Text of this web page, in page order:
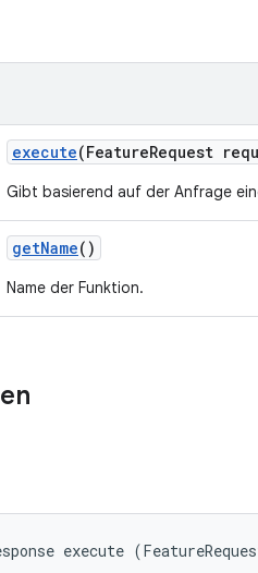
execute(FeatureRequest
Gibt basierend auf der Anfrage
getName()
Name der Funktion.
execute